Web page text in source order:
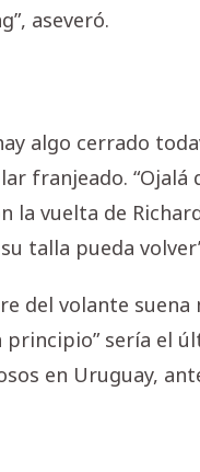
aseveró.
algo cerrado
franjeado. “Ojalá
la vuelta de
talla pueda
del volante
principio” sería el
en Uruguay,